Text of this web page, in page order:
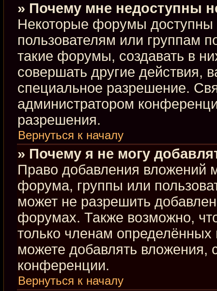
» Почему мне недоступны
Некоторые форумы доступны
пользователям или группам
такие форумы, создавать в
совершать другие действия,
специальное разрешение.
администратором
разрешения.
Вернуться к началу
» Почему я не могу
Право добавления вложений
форума, группы или
может не разрешить
форумах. Также возможно,
только членам
можете добавлять вложения,
конференции.
Вернуться к началу